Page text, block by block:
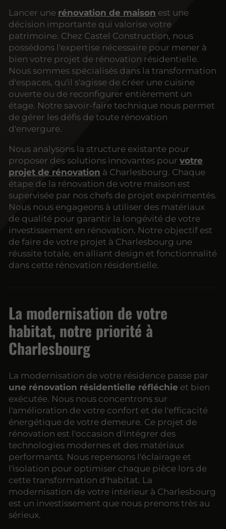
Lancer une rénovation de maison est une
décision importante qui valorise votre
patrimoine. Chez Castel Construction, nous
possédons l'expertise nécessaire pour mener à
bien votre projet de rénovation résidentielle.
Nous sommes spécialisés dans la transformation
d'espaces, qu'il s'agisse de créer une cuisine
ouverte ou de reconfigurer entièrement un
étage. Notre savoir-faire technique nous permet
de gérer les défis de toute rénovation
d'envergure.
Nous analysons la structure existante pour
proposer des solutions innovantes pour votre
projet de rénovation à Charlesbourg. Chaque
étape de la rénovation de votre maison est
supervisée par nos chefs de projet expérimentés.
Nous nous engageons à utiliser des matériaux
de qualité pour garantir la longévité de votre
investissement en rénovation. Notre objectif est
de faire de votre projet à Charlesbourg une
réussite totale, en alliant design et fonctionnalité
dans cette rénovation résidentielle.
La modernisation de votre
habitat, notre priorité à
Charlesbourg
La modernisation de votre résidence passe par
une rénovation résidentielle réfléchie et bien
exécutée. Nous nous concentrons sur
l'amélioration de votre confort et de l'efficacité
énergétique de votre demeure. Ce projet de
rénovation est l'occasion d'intégrer des
technologies modernes et des matériaux
performants. Nous repensons l'éclairage et
l'isolation pour optimiser chaque pièce lors de
cette transformation d'habitat. La
modernisation de votre intérieur à Charlesbourg
est un investissement que nous prenons très au
sérieux.